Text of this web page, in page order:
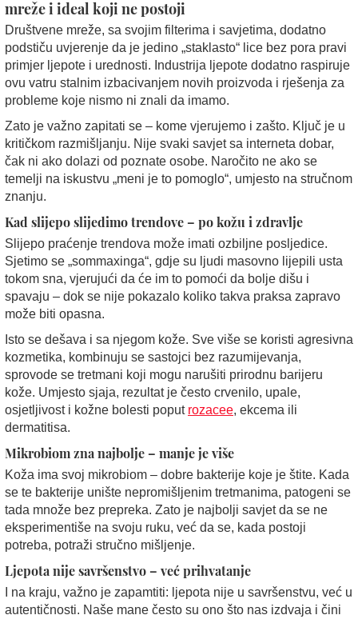
mreže i ideal koji ne postoji
Društvene mreže, sa svojim filterima i savjetima, dodatno
podstiču uvjerenje da je jedino „staklasto“ lice bez pora pravi
primjer ljepote i urednosti. Industrija ljepote dodatno raspiruje
ovu vatru stalnim izbacivanjem novih proizvoda i rješenja za
probleme koje nismo ni znali da imamo.
Zato je važno zapitati se – kome vjerujemo i zašto. Ključ je u
kritičkom razmišljanju. Nije svaki savjet sa interneta dobar,
čak ni ako dolazi od poznate osobe. Naročito ne ako se
temelji na iskustvu „meni je to pomoglo“, umjesto na stručnom
znanju.
Kad slijepo slijedimo trendove – po kožu i zdravlje
Slijepo praćenje trendova može imati ozbiljne posljedice.
Sjetimo se „sommaxinga“, gdje su ljudi masovno lijepili usta
tokom sna, vjerujući da će im to pomoći da bolje dišu i
spavaju – dok se nije pokazalo koliko takva praksa zapravo
može biti opasna.
Isto se dešava i sa njegom kože. Sve više se koristi agresivna
kozmetika, kombinuju se sastojci bez razumijevanja,
sprovode se tretmani koji mogu narušiti prirodnu barijeru
kože. Umjesto sjaja, rezultat je često crvenilo, upale,
osjetljivost i kožne bolesti poput rozacee, ekcema ili
dermatitisa.
Mikrobiom zna najbolje – manje je više
Koža ima svoj mikrobiom – dobre bakterije koje je štite. Kada
se te bakterije unište nepromišljenim tretmanima, patogeni se
tada množe bez prepreka. Zato je najbolji savjet da se ne
eksperimentiše na svoju ruku, već da se, kada postoji
potreba, potraži stručno mišljenje.
Ljepota nije savršenstvo – već prihvatanje
I na kraju, važno je zapamtiti: ljepota nije u savršenstvu, već u
autentičnosti. Naše mane često su ono što nas izdvaja i čini